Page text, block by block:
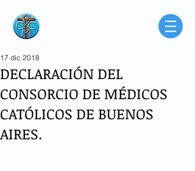
DECLARACIÓN DEL
CONSORCIO DE MÉDICOS
CATÓLICOS DE BUENOS
AIRES.
17 dic 2018